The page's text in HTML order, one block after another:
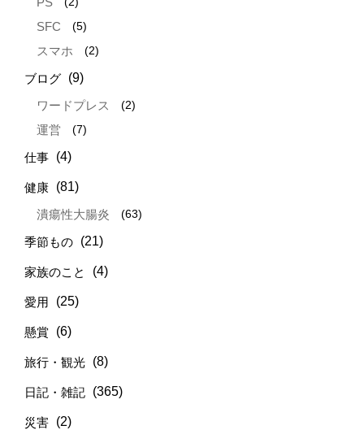
SFC (5)
スマホ (2)
ブログ (9)
ワードプレス (2)
運営 (7)
仕事 (4)
健康 (81)
潰瘍性大腸炎 (63)
季節もの (21)
家族のこと (4)
愛用 (25)
懸賞 (6)
旅行・観光 (8)
日記・雑記 (365)
災害 (2)